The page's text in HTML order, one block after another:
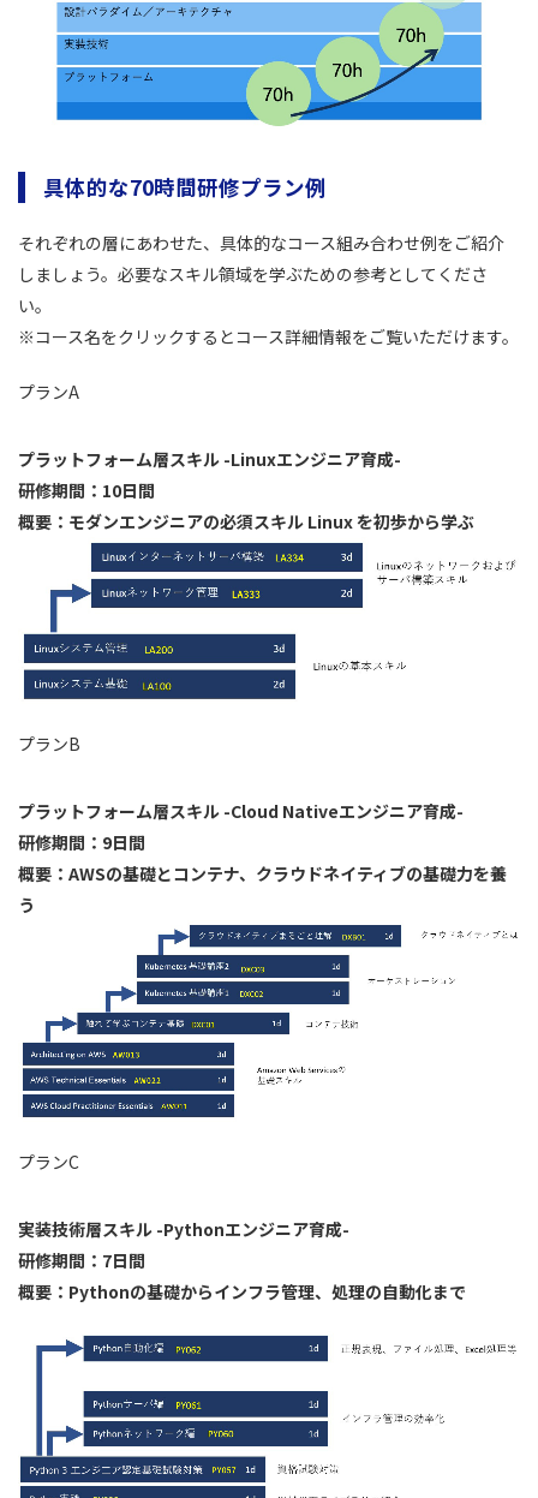
具体的な70時間研修プラン例
それぞれの層にあわせた、具体的なコース組み合わせ例をご紹介
しましょう。必要なスキル領域を学ぶための参考としてくださ
い。
※コース名をクリックするとコース詳細情報をご覧いただけます。
プランA
プラットフォーム層スキル -Linuxエンジニア育成-
研修期間：10日間
概要：モダンエンジニアの必須スキル Linux を初歩から学ぶ
プランB
プラットフォーム層スキル -Cloud Nativeエンジニア育成-
研修期間：9日間
概要：AWSの基礎とコンテナ、クラウドネイティブの基礎力を養
う
プランC
実装技術層スキル -Pythonエンジニア育成-
研修期間：7日間
概要：Pythonの基礎からインフラ管理、処理の自動化まで